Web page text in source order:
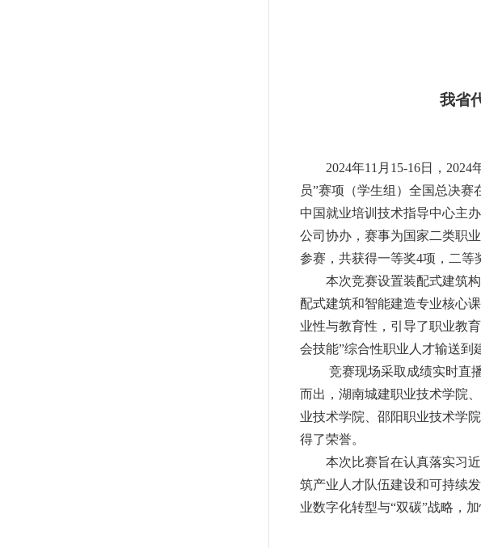
我省
2024年11 月 15-16日， 2024
员”赛项（学生组）全国总决赛
中国就业培训技术指导中心主
公司协办，赛事为国家二类职
参赛，共获得一等奖4项，二等
本次竞赛设置装配式建筑
配式建筑和智能建造专业核心
业性与教育性，引导了职业教
会技能”综合性职业人才输送到
竞赛现场采取成绩实时直
而出，湖南城建职业技术学院
业技术学院、邵阳职业技术学
得了荣誉。
本次比赛旨在认真落实习
筑产业人才队伍建设和可持续
业数字化转型与“双碳”战略，